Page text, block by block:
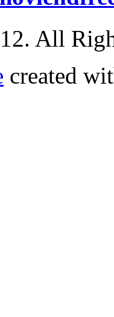
All
created